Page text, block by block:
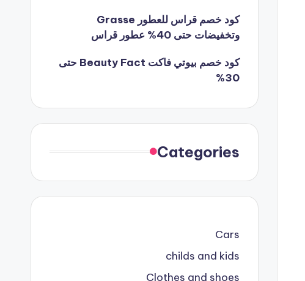
كود خصم قراس للعطور Grasse
وتخفيضات حتى 40% عطور قراس
كود خصم بيوتي فاكت Beauty Fact حتى
30%
Categories
Cars
childs and kids
Clothes and shoes